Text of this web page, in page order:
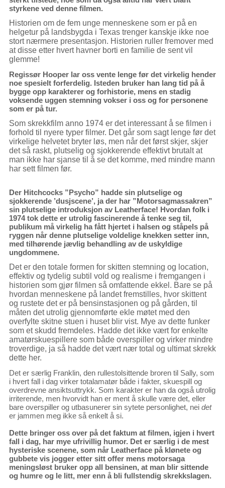
styrkene ved denne filmen.
Historien om de fem unge menneskene som er på en
helgetur på landsbygda i Texas trenger kanskje ikke noe
stort nærmere presentasjon. Historien ruller fremover med
at disse etter hvert havner borti en familie de sent vil
glemme!
Regissør Hooper lar oss vente lenge før det virkelig hender
noe spesielt forferdelig. Isteden bruker han lang tid på å
bygge opp karakterer og forhistorie, mens en stadig
voksende uggen stemning vokser i oss og for personene
som er på tur.
Som skrekkfilm anno 1974 er det interessant å se filmen i
forhold til nyere typer filmer. Det går som sagt lenge før det
virkelige helvetet bryter løs, men når det først skjer, skjer
det så raskt, plutselig og sjokkerende effektivt brutalt at
man ikke har sjanse til å se det komme, med mindre mann
har sett filmen før.
Der Hitchcocks ”Psycho” hadde sin plutselige og
sjokkerende ’dusjscene’, ja der har ”Motorsagmassakren”
sin plutselige introduksjon av Leatherface! Hvordan folk i
1974 tok dette er utrolig fascinerende å tenke seg til,
publikum må virkelig ha fått hjertet i halsen og ståpels på
ryggen når denne plutselige voldelige knekken setter inn,
med tilhørende jævlig behandling av de uskyldige
ungdommene.
Det er den totale formen for skitten stemning og location,
effektiv og tydelig subtil vold og realisme i fremgangen i
historien som gjør filmen så omfattende ekkel. Bare se på
hvordan menneskene på landet fremstilles, hvor skittent
og rustete det er på bensinstasjonen og på gården, til
måten det utrolig gjennomførte ekle møtet med den
overfylte skitne stuen i huset blir vist. Mye av dette funker
som et skudd fremdeles. Hadde det ikke vært for enkelte
amatørskuespillere som både overspiller og virker mindre
troverdige, ja så hadde det vært nær total og ultimat skrekk
dette her.
Det er særlig Franklin, den rullestolsittende broren til Sally, som
i hvert fall i dag virker totalamatør både i fakter, skuespill og
overdrevne ansiktsuttrykk. Som karakter er han da også utrolig
irriterende, men hvorvidt han er ment å skulle være det, eller
bare overspiller og utbasunerer sin sytete personlighet, nei det
er jammen meg ikke så enkelt å si.
Dette bringer oss over på det faktum at filmen, igjen i hvert
fall i dag, har mye ufrivillig humor. Det er særlig i de mest
hysteriske scenene, som når Leatherface på klønete og
gubbete vis jogger etter sitt offer mens motorsaga
meningsløst bruker opp all bensinen, at man blir sittende
og humre og le litt, mer enn å bli fullstendig skrekkslagen.